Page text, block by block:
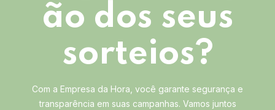
ão dos seus
sorteios?
Com a Empresa da Hora, você garante segurança e
transparência em suas campanhas. Vamos juntos